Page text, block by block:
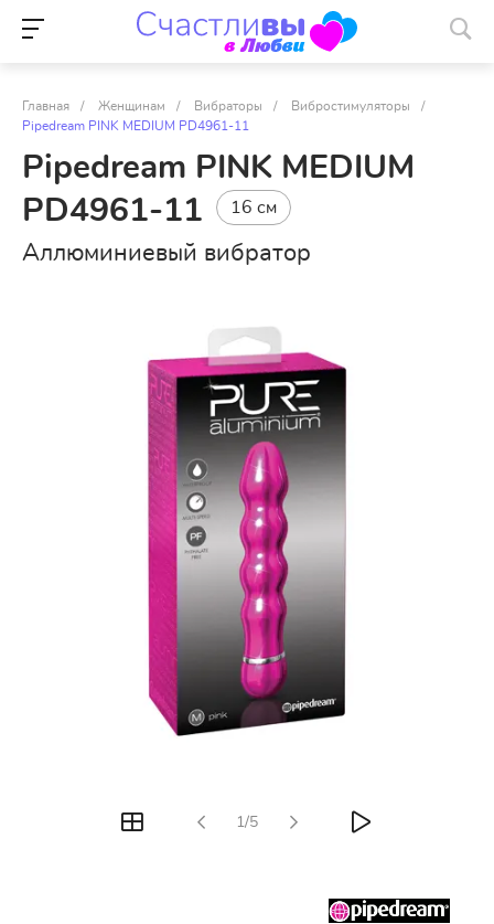
Главная / Женщинам / Вибраторы / Вибростимуляторы
/
Pipedream PINK MEDIUM PD4961-11
Pipedream PINK MEDIUM
PD4961-11
16 см
Аллюминиевый вибратор
1/5